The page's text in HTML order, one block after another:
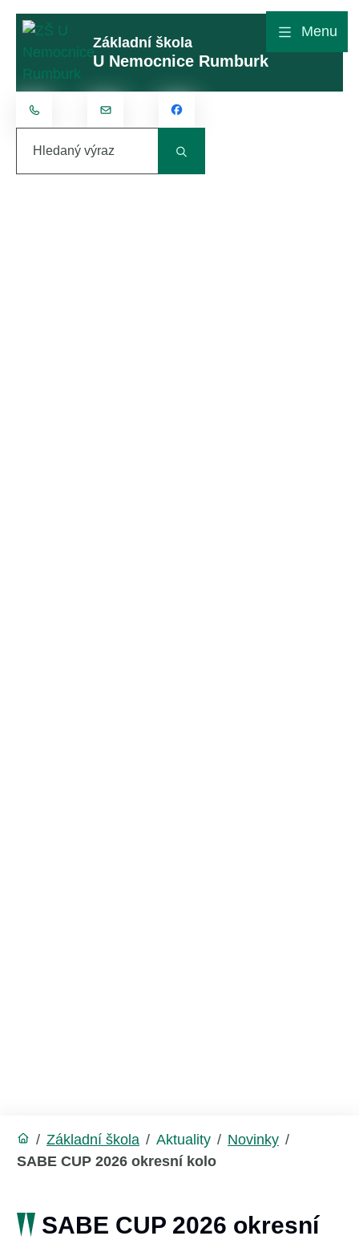
Rovnou na obsah
Rovnou na menu
Základní škola
U Nemocnice Rumburk
+420 412 315 801kontakt@zsunemocnice.cz
Hledaný výraz
Menu
/ Základní škola / Aktuality / Novinky /
SABE CUP 2026 okresní kolo
SABE CUP 2026 okresní